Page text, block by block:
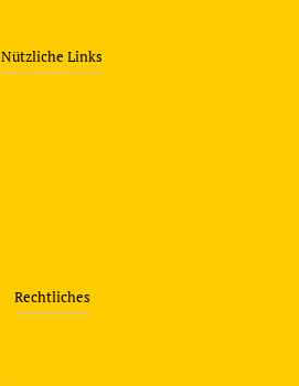
Nützliche Links
—
Rechtliches
—